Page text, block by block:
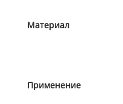
Материал
Применение